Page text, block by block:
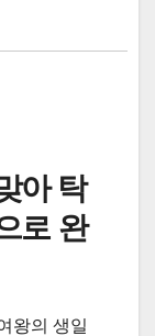
아 탁
로 완
왕의 생일